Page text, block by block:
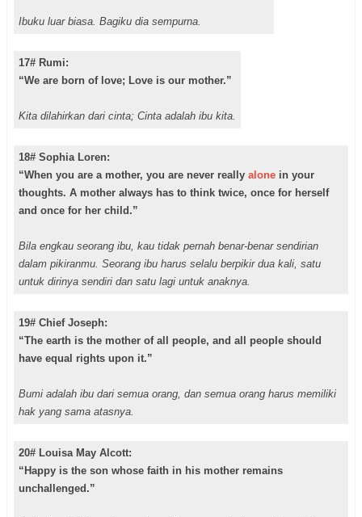
Ibuku luar biasa. Bagiku dia sempurna.
17# Rumi:
“We are born of love; Love is our mother.”
Kita dilahirkan dari cinta; Cinta adalah ibu kita.
18# Sophia Loren:
“When you are a mother, you are never really alone in your
thoughts. A mother always has to think twice, once for herself
and once for her child.”
Bila engkau seorang ibu, kau tidak pernah benar-benar sendirian
dalam pikiranmu. Seorang ibu harus selalu berpikir dua kali, satu
untuk dirinya sendiri dan satu lagi untuk anaknya.
19# Chief Joseph:
“The earth is the mother of all people, and all people should
have equal rights upon it.”
Bumi adalah ibu dari semua orang, dan semua orang harus memiliki
hak yang sama atasnya.
20# Louisa May Alcott:
“Happy is the son whose faith in his mother remains
unchallenged.”